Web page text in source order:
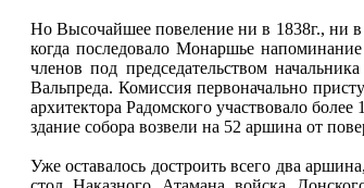
Но Высочайшее повеление ни в 1838г., ни
когда последовало Монаршье
членов под председательством
Вальпреда. Комиссия первоначально
архитектора Радомского участвовало
здание собора возвели на 52 аршина от
Уже оставалось достроить всего два